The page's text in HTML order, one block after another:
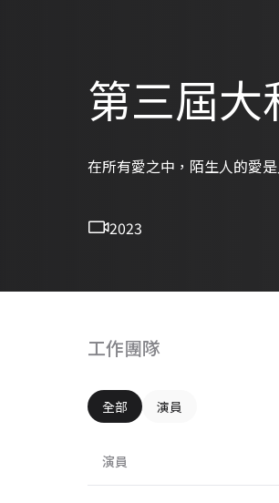
第三屆大
在所有愛之中，陌生人的愛
2023
工作團隊
全部 演員
演員